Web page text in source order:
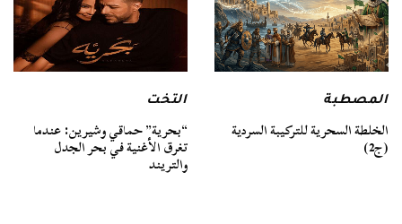
المصطبة
الخلطة السحرية للتركيبة السردية
(ج2)
التخت
“بحرية” حماقي وشيرين: عندما
تغرق الأغنية في بحر الجدل
والتريند